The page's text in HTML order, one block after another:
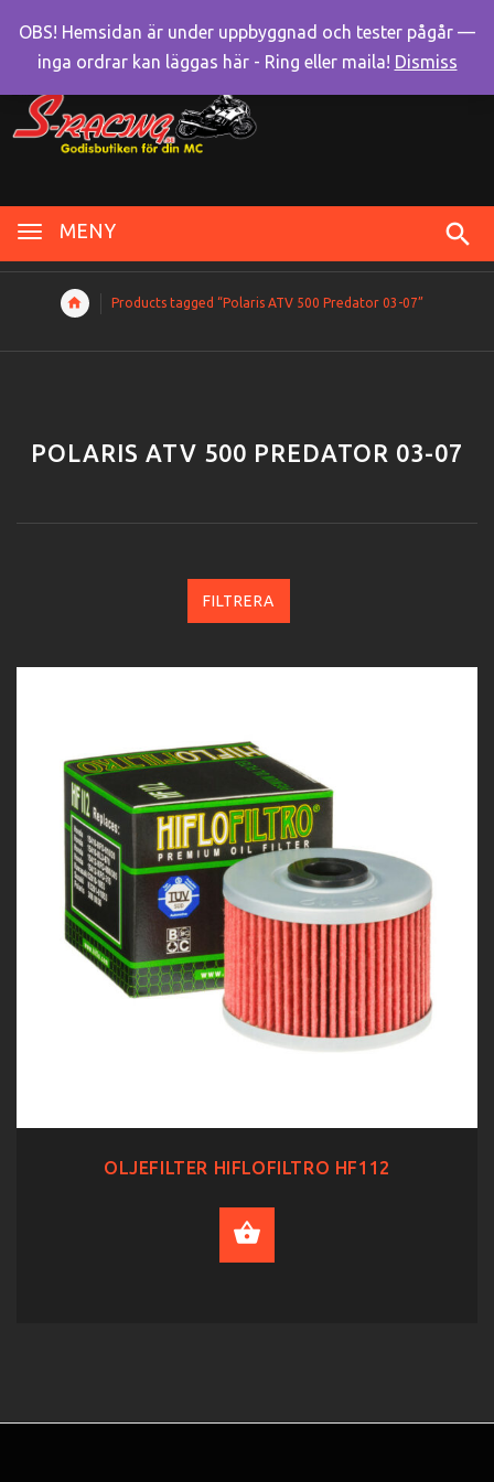
MENY
Products tagged “Polaris ATV 500 Predator 03-07”
POLARIS ATV 500 PREDATOR 03-07
FILTRERA
OLJEFILTER HIFLOFILTRO HF112
OBS! Hemsidan är under uppbyggnad och tester pågår —
inga ordrar kan läggas här - Ring eller maila! Dismiss